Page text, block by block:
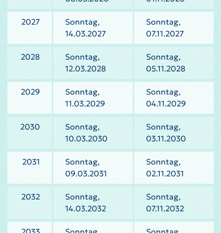
2027
Sonntag,
14.03.2027
Sonntag,
07.11.2027
2028
Sonntag,
12.03.2028
Sonntag,
05.11.2028
2029
Sonntag,
11.03.2029
Sonntag,
04.11.2029
2030
Sonntag,
10.03.2030
Sonntag,
03.11.2030
2031
Sonntag,
09.03.2031
Sonntag,
02.11.2031
2032
Sonntag,
14.03.2032
Sonntag,
07.11.2032